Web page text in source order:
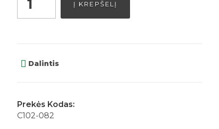
Į KREPŠELĮ
Dalintis
Prekės Kodas:
C102-082